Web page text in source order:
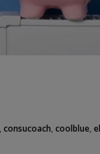
,consucoach ,coolblue ,